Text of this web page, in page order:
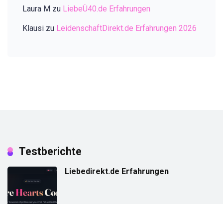
Laura M zu LiebeÜ40.de Erfahrungen
Klausi zu LeidenschaftDirekt.de Erfahrungen 2026
Testberichte
Liebedirekt.de Erfahrungen